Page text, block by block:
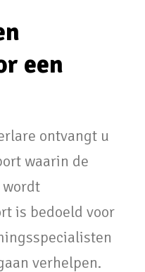
een
ontvangt u
waarin de
wordt
is bedoeld voor
verhelpen.